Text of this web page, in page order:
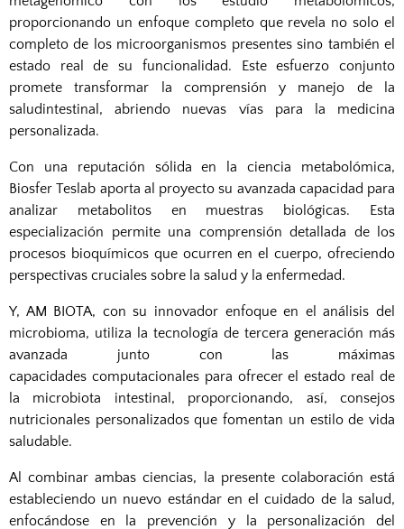
proporcionando un enfoque completo que revela no solo el
completode los microorganismos presentes sino también el
estado real de su funcionalidad. Este esfuerzo conjunto
promete transformar la comprensión y manejo de la
saludintestinal, abriendo nuevas vías para la medicina
personalizada.
Con una reputación sólida en la ciencia metabolómica,
Biosfer Teslab aporta al proyecto su avanzada capacidad para
analizar metabolitos en muestras biológicas. Esta
especialización permite una comprensión detallada de los
procesos bioquímicos que ocurren en el cuerpo, ofreciendo
perspectivas cruciales sobre la salud y la enfermedad.
Y, AM BIOTA, con su innovador enfoque en el análisis del
microbioma, utiliza la tecnología de tercera generación más
avanzada junto con las máximas
capacidades computacionales para ofrecer el estado real de
la microbiota intestinal, proporcionando, así, consejos
nutricionales personalizados que fomentan un estilo de vida
saludable.
Al combinar ambas ciencias, la presente colaboración está
estableciendo un nuevo estándar en el cuidado de la salud,
enfocándose en la prevención y la personalización del